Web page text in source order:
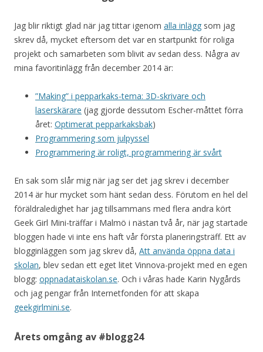
Jag blir riktigt glad när jag tittar igenom alla inlägg som jag
skrev då, mycket eftersom det var en startpunkt för roliga
projekt och samarbeten som blivit av sedan dess. Några av
mina favoritinlägg från december 2014 är:
”Making” i pepparkaks-tema: 3D-skrivare och
laserskärare (jag gjorde dessutom Escher-måttet förra
året: Optimerat pepparkaksbak)
Programmering som julpyssel
Programmering är roligt, programmering är svårt
En sak som slår mig när jag ser det jag skrev i december
2014 är hur mycket som hänt sedan dess. Förutom en hel del
föräldraledighet har jag tillsammans med flera andra kört
Geek Girl Mini-träffar i Malmö i nästan två år, när jag startade
bloggen hade vi inte ens haft vår första planeringsträff. Ett av
blogginläggen som jag skrev då, Att använda öppna data i
skolan, blev sedan ett eget litet Vinnova-projekt med en egen
blogg: oppnadataiskolan.se. Och i våras hade Karin Nygårds
och jag pengar från Internetfonden för att skapa
geekgirlmini.se.
Årets omgång av #blogg24